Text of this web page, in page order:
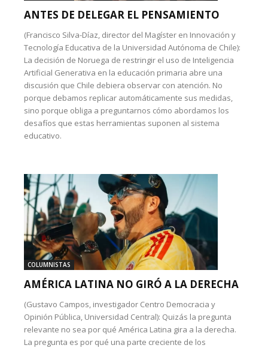
ANTES DE DELEGAR EL PENSAMIENTO
(Francisco Silva-Díaz, director del Magíster en Innovación y
Tecnología Educativa de la Universidad Autónoma de Chile):
La decisión de Noruega de restringir el uso de Inteligencia
Artificial Generativa en la educación primaria abre una
discusión que Chile debiera observar con atención. No
porque debamos replicar automáticamente sus medidas,
sino porque obliga a preguntarnos cómo abordamos los
desafíos que estas herramientas suponen al sistema
educativo.
COLUMNISTAS
AMÉRICA LATINA NO GIRÓ A LA DERECHA
(Gustavo Campos, investigador Centro Democracia y
Opinión Pública, Universidad Central): Quizás la pregunta
relevante no sea por qué América Latina gira a la derecha.
La pregunta es por qué una parte creciente de los